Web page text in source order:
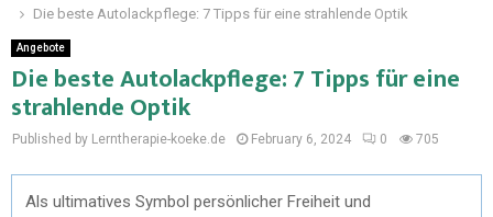
Die beste Autolackpflege: 7 Tipps für eine strahlende Optik
Angebote
Die beste Autolackpflege: 7 Tipps für eine
strahlende Optik
Published by Lerntherapie-koeke.de February 6, 2024 0 705
Als ultimatives Symbol persönlicher Freiheit und